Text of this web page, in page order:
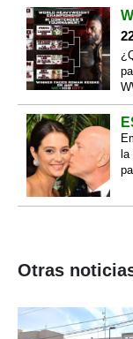
la
Otras